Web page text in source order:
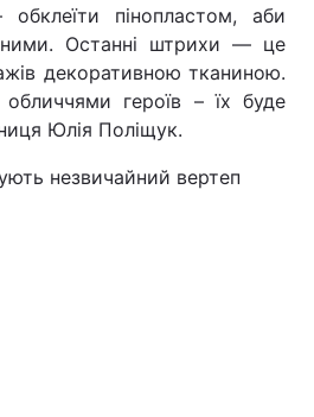
пінопластом, аби
Останні штрихи — це
декоративною тканиною.
обличчями героїв – їх буде
Юлія Поліщук.